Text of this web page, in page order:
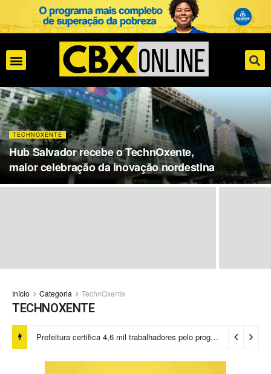
TECHNOXENTE
Hub Salvador recebe o TechnOxente,
maior celebração da inovação nordestina
Início Categoria TechnOxente
TECHNOXENTE
Prefeitura certifica 4,6 mil trabalhadores pelo programa Treinar para Empregar e realiza Feirão de Empregabilidade